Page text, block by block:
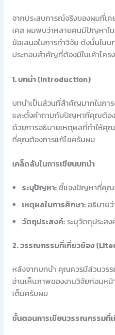
จากประสบการณ์จริงของผมที่เ
เคส ผมพบว่าหลายคนมีปัญหาใน
ข้อเสนอในการทำวิจัย ดังนั้นในบ
ประกอบสำคัญที่ต้องมีในเค้าโค
1. บทนำ (Introduction)
บทนำเป็นส่วนที่สำคัญมากในกา
และตั้งคำถามกับปัญหาที่คุณต้อ
ด้วยการอธิบายเหตุผลที่ทำให้คุ
ที่คุณต้องการแก้ไขครับผม
เคล็ดลับในการเขียนบทนำ
ระบุปัญหา:ชี้แจงปัญหาที่คุณ
เหตุผลในการศึกษา:อธิบาย
วัตถุประสงค์:ระบุวัตถุประสง
2. วรรณกรรมที่เกี่ยวข้อง
หลังจากบทนำ คุณควรมีส่วนวร
อ่านเห็นภาพของงานวิจัยก่อนห
เต็มครับผม
ขั้นตอนการเขียนวรรณกรรมที่